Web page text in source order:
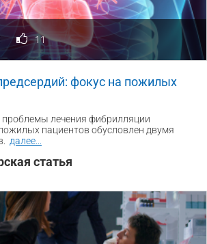
11
фокус на пожилых
проблемы лечения фибрилляции
пациентов обусловлен двумя
далее
статья